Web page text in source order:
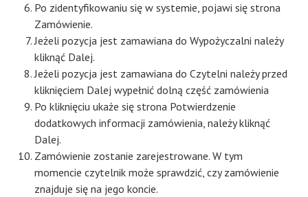
Po zidentyfikowaniu się w systemie, pojawi się strona
Zamówienie.
Jeżeli pozycja jest zamawiana do Wypożyczalni należy
kliknąć Dalej.
Jeżeli pozycja jest zamawiana do Czytelni należy przed
kliknięciem Dalej wypełnić dolną część zamówienia
Po kliknięciu ukaże się strona Potwierdzenie
dodatkowych informacji zamówienia, należy kliknąć
Dalej.
Zamówienie zostanie zarejestrowane. W tym
momencie czytelnik może sprawdzić, czy zamówienie
znajduje się na jego koncie.